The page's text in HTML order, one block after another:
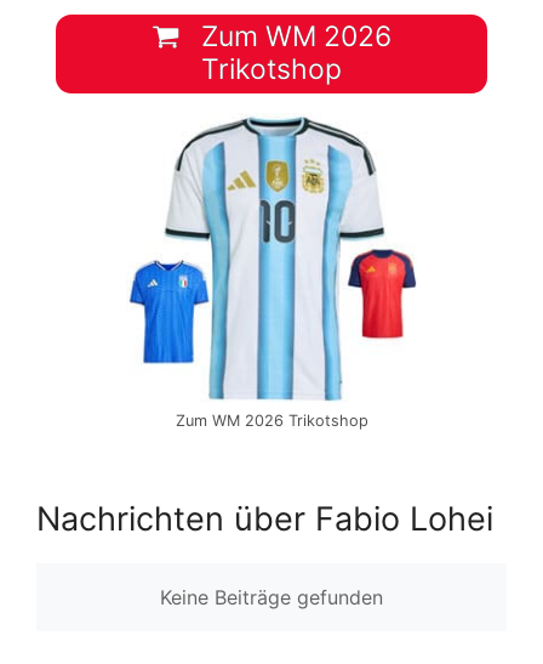
Zum WM 2026
Trikotshop
Zum WM 2026 Trikotshop
Nachrichten über Fabio Lohei
Keine Beiträge gefunden